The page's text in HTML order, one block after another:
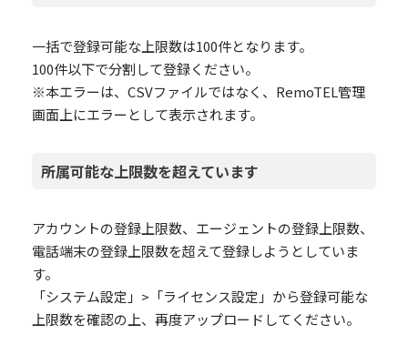
一括で登録可能な上限数は100件となります。
100件以下で分割して登録ください。
※本エラーは、CSVファイルではなく、RemoTEL管理
画面上にエラーとして表示されます。
所属可能な上限数を超えています
アカウントの登録上限数、エージェントの登録上限数、
電話端末の登録上限数を超えて登録しようとしていま
す。
「システム設定」>「ライセンス設定」から登録可能な
上限数を確認の上、再度アップロードしてください。